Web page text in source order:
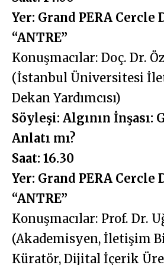
Yer: Grand PERA Cercle
“ANTRE”
Konuşmacılar: Doç. Dr.
(İstanbul Üniversitesi
Dekan Yardımcısı)
Söyleşi: Algının İnşası:
Anlatı mı?
Saat: 16.30
Yer: Grand PERA Cercle
“ANTRE”
Konuşmacılar: Prof. Dr.
(Akademisyen, İletişim
Küratör, Dijital İçerik